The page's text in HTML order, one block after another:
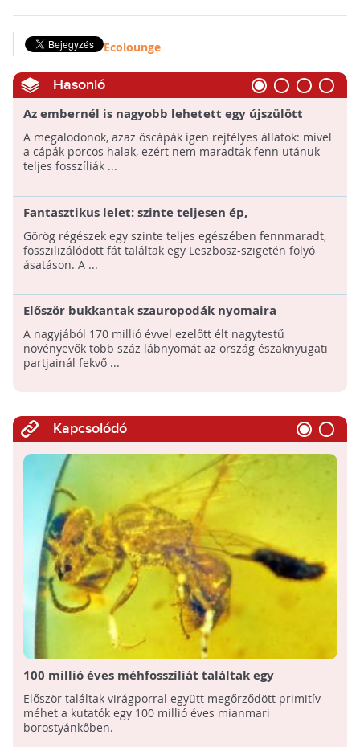
Ecolounge
Hasonló
Az embernél is nagyobb lehetett egy újszülött
megalodon
A megalodonok, azaz őscápák igen rejtélyes állatok: mivel
a cápák porcos halak, ezért nem maradtak fenn utánuk
teljes fosszíliák ...
Fantasztikus lelet: szinte teljesen ép,
fosszilizálódott fát találtak a Leszbosz-szigeten
Görög régészek egy szinte teljes egészében fennmaradt,
fosszilizálódott fát találtak egy Leszbosz-szigetén folyó
ásatáson. A ...
Először bukkantak szauropodák nyomaira
Skóciában: lábnyomokat találtak
A nagyjából 170 millió évvel ezelőtt élt nagytestű
növényevők több száz lábnyomát az ország északnyugati
partjainál fekvő ...
Kapcsolódó
100 millió éves méhfosszíliát találtak egy
borostyánkőben!
Először találtak virágporral együtt megőrződött primitív
méhet a kutatók egy 100 millió éves mianmari
borostyánkőben.